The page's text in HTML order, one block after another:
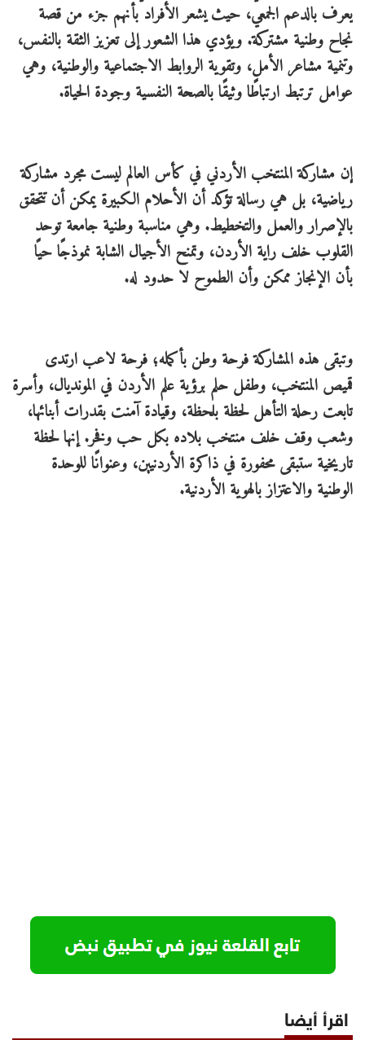
يعرف بالدعم الجمعي، حيث يشعر الأفراد بأنهم جزء من قصة
نجاح وطنية مشتركة. ويؤدي هذا الشعور إلى تعزيز الثقة بالنفس،
وتنمية مشاعر الأمل، وتقوية الروابط الاجتماعية والوطنية، وهي
عوامل ترتبط ارتباطًا وثيقًا بالصحة النفسية وجودة الحياة.
إن مشاركة المنتخب الأردني في كأس العالم ليست مجرد مشاركة
رياضية، بل هي رسالة تؤكد أن الأحلام الكبيرة يمكن أن تتحقق
بالإصرار والعمل والتخطيط. وهي مناسبة وطنية جامعة توحد
القلوب خلف راية الأردن، وتمنح الأجيال الشابة نموذجًا حيًا
بأن الإنجاز ممكن وأن الطموح لا حدود له.
وتبقى هذه المشاركة فرحة وطن بأكمله؛ فرحة لاعب ارتدى
قميص المنتخب، وطفل حلم برؤية علم الأردن في المونديال، وأسرة
تابعت رحلة التأهل لحظة بلحظة، وقيادة آمنت بقدرات أبنائها،
وشعب وقف خلف منتخب بلاده بكل حب وفخر. إنها لحظة
تاريخية ستبقى محفورة في ذاكرة الأردنيين، وعنوانًا للوحدة
الوطنية والاعتزاز بالهوية الأردنية.
اقرأ أيضا